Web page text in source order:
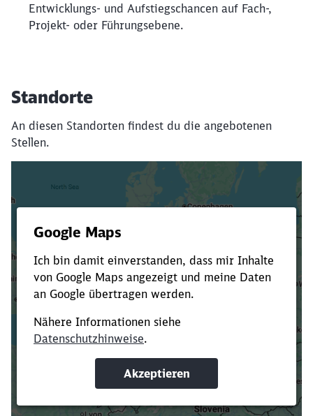
Entwicklungs- und Aufstiegschancen auf Fach-,
Projekt- oder Führungsebene.
Standorte
An diesen Standorten findest du die angebotenen
Stellen.
Verkürze die Ladezeit, indem du Suchbegriffe
oder Filter hinzufügst.
Suchbegriffe eingeben